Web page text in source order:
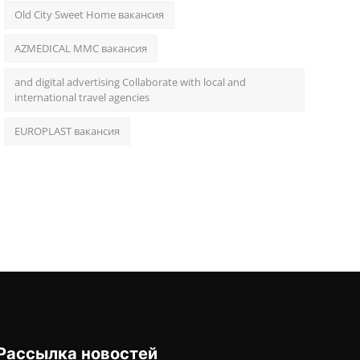
Old City Sweet Home вакансия
AZMEDICAL MMC вакансия
and digital advertising Collaborate with local and
international travel agencies
EUROPLAST вакансия
новостей